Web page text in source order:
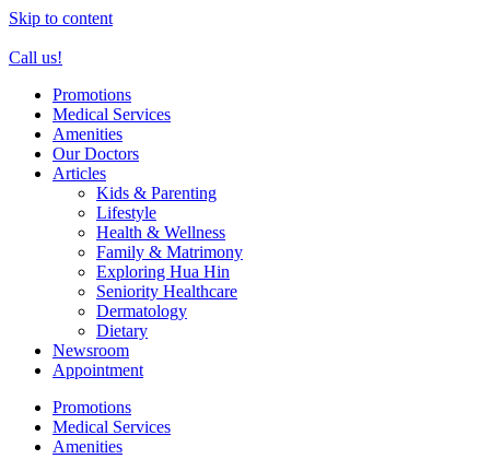
Skip to content
Call us!
Promotions
Medical Services
Amenities
Our Doctors
Articles
Kids & Parenting
Lifestyle
Health & Wellness
Family & Matrimony
Exploring Hua Hin
Seniority Healthcare
Dermatology
Dietary
Newsroom
Appointment
Promotions
Medical Services
Amenities